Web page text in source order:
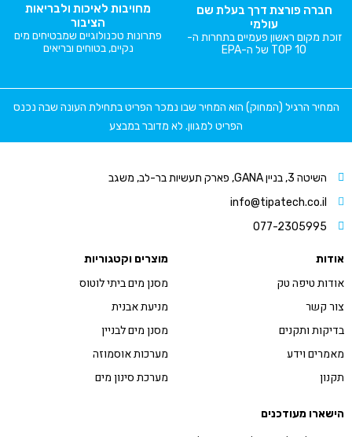
חברה פורצת דרך בעלת שם
עולמי
זוכת מקום ראשון פעמיים בתחרות ה-
TOP 10 של ה-EPA
מחויבות לאיכות ולבריאות
הציבור
פתרונות טכנולוגיים שמבטיחים מים
נקיים, בטוחים ובריאים
המחיר הרגיל (המחוק) הוא המחיר שבו נמכר הפריט בתחילת העונה שבה נכנס
הפריט למגוון. לא מדובר במבצע
השיטה 3, בניין GANA, פארק תעשיות בר-לב, משגב
info@tipatech.co.il
077-2305995
אודות
אודות טיפה טק
צור קשר
בדיקות ותקנים
מאמרים וידע
תקנון
מוצרים וקטגוריות
מסנן מים ביתי לוטוס
מניעת אבנית
מסנן מים לבניין
מערכות אוסמוזה
מערכת סינון מים
הישארו מעודכנים